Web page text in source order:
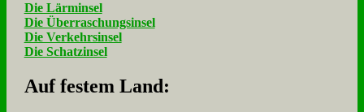
Die Lärminsel
Die Überraschungsinsel
Die Verkehrsinsel
Die Schatzinsel
Auf fe­stem Land: